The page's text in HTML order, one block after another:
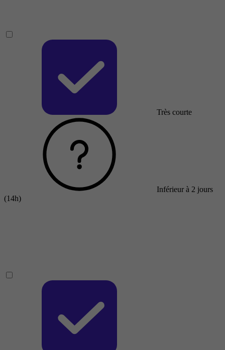
Très courte
Inférieur à 2 jours
(14h)